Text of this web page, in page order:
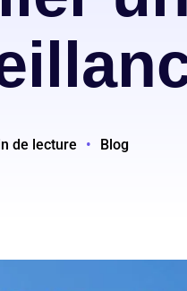
de lecture • Blog